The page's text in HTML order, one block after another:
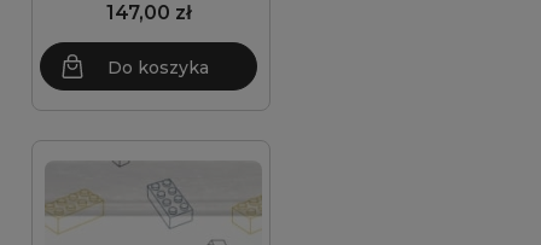
147,00 zł
Do koszyka